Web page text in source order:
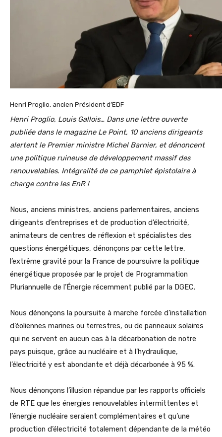
Henri Proglio, ancien Président d’EDF
Henri Proglio, Louis Gallois… Dans une lettre ouverte
publiée dans le magazine Le Point, 10 anciens dirigeants
alertent le Premier ministre Michel Barnier, et dénoncent
une politique ruineuse de développement massif des
renouvelables. Intégralité de ce pamphlet épistolaire à
charge contre les EnR !
Nous, anciens ministres, anciens parlementaires, anciens
dirigeants d’entreprises et de production d’électricité,
animateurs de centres de réflexion et spécialistes des
questions énergétiques, dénonçons par cette lettre,
l’extrême gravité pour la France de poursuivre la politique
énergétique proposée par le projet de Programmation
Pluriannuelle de l’Énergie récemment publié par la DGEC.
Nous dénonçons la poursuite à marche forcée d’installation
d’éoliennes marines ou terrestres, ou de panneaux solaires
qui ne servent en aucun cas à la décarbonation de notre
pays puisque, grâce au nucléaire et à l’hydraulique,
l’électricité y est abondante et déjà décarbonée à 95 %.
Nous dénonçons l’illusion répandue par les rapports officiels
de RTE que les énergies renouvelables intermittentes et
l’énergie nucléaire seraient complémentaires et qu’une
production d’électricité totalement dépendante de la météo